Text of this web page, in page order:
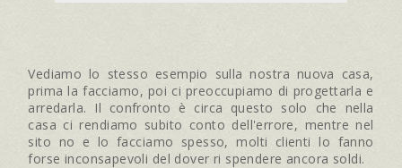
Vediamo lo stesso esempio sulla nostra nuova casa,
prima la facciamo, poi ci preoccupiamo di progettarla e
arredarla. Il confronto è circa questo solo che nella
casa ci rendiamo subito conto dell'errore, mentre nel
sito no e lo facciamo spesso, molti clienti lo fanno
forse inconsapevoli del dover ri spendere ancora soldi.